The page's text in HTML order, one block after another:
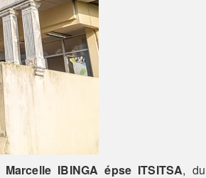
Marcelle IBINGA épse ITSITSA, du